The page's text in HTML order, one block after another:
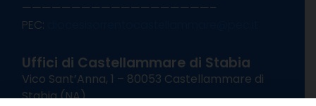
———————————————————–
PEC:
Uffici di Castellammare di Stabia
Vico Sant’Anna, 1 – 80053 Castellammare di
Stabia (NA)